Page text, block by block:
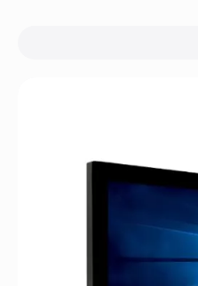
виготовлено зі сталі
виготовлено зі сталі
герметично